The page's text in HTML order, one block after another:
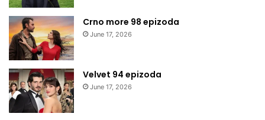
Crno more 98 epizoda
June 17, 2026
Velvet 94 epizoda
June 17, 2026